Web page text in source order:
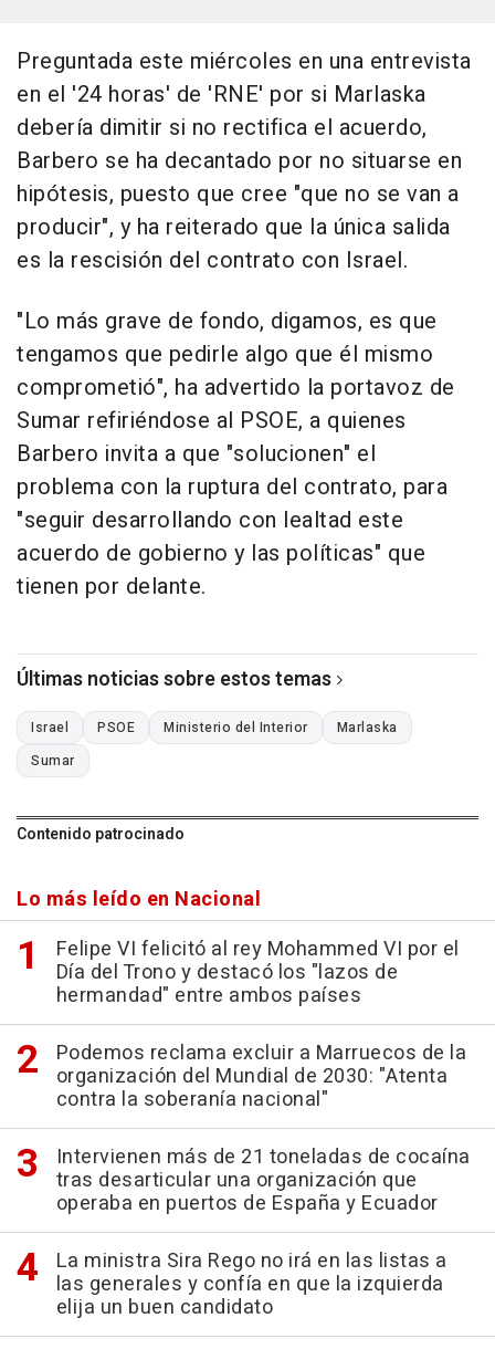
Preguntada este miércoles en una entrevista
en el '24 horas' de 'RNE' por si Marlaska
debería dimitir si no rectifica el acuerdo,
Barbero se ha decantado por no situarse en
hipótesis, puesto que cree "que no se van a
producir", y ha reiterado que la única salida
es la rescisión del contrato con Israel.
"Lo más grave de fondo, digamos, es que
tengamos que pedirle algo que él mismo
comprometió", ha advertido la portavoz de
Sumar refiriéndose al PSOE, a quienes
Barbero invita a que "solucionen" el
problema con la ruptura del contrato, para
"seguir desarrollando con lealtad este
acuerdo de gobierno y las políticas" que
tienen por delante.
Últimas noticias sobre estos temas
Israel PSOE Ministerio del Interior
Marlaska
Sumar
Contenido patrocinado
Lo más leído en Nacional
Felipe VI felicitó al rey Mohammed VI por el
Día del Trono y destacó los "lazos de
hermandad" entre ambos países
Podemos reclama excluir a Marruecos de la
organización del Mundial de 2030: "Atenta
contra la soberanía nacional"
Intervienen más de 21 toneladas de cocaína
tras desarticular una organización que
operaba en puertos de España y Ecuador
La ministra Sira Rego no irá en las listas a
las generales y confía en que la izquierda
elija un buen candidato